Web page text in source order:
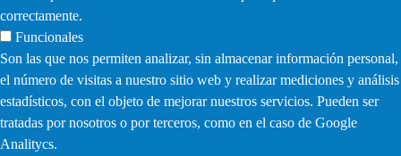
correctamente.
Funcionales
Son las que nos permiten analizar, sin almacenar información personal,
el número de visitas a nuestro sitio web y realizar mediciones y análisis
estadísticos, con el objeto de mejorar nuestros servicios. Pueden ser
tratadas por nosotros o por terceros, como en el caso de Google
Analitycs.